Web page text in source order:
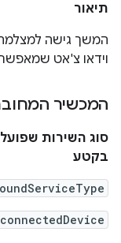
תיאור
המשך גישה
וידאו צ'אט
המכשיר
סוג השירות
בקטע
connectedDevice